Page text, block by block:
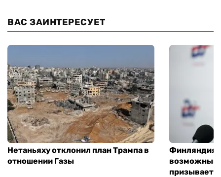
ВАС ЗАИНТЕРЕСУЕТ
Нетаньяху отклонил план Трампа в
отношении Газы
Финляндия
возможным
призывает